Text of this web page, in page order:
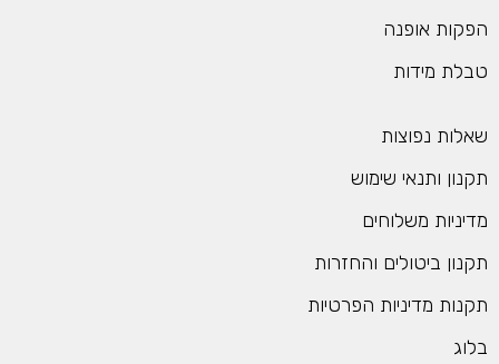
הפקות אופנה
טבלת מידות
שאלות נפוצות
תקנון ותנאי שימוש
מדיניות משלוחים
תקנון ביטולים והחזרות
תקנות מדיניות הפרטיות
בלוג